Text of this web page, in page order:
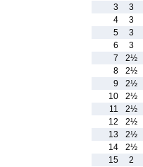
3
3
4
3
5
3
6
3
7
2½
8
2½
9
2½
10
2½
11
2½
12
2½
13
2½
14
2½
15
2